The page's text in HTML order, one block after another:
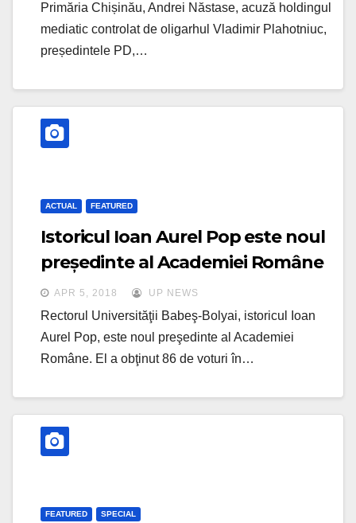
Primăria Chișinău, Andrei Năstase, acuză holdingul
mediatic controlat de oligarhul Vladimir Plahotniuc,
președintele PD,…
ACTUAL FEATURED
Istoricul Ioan Aurel Pop este noul
președinte al Academiei Române
APR 5, 2018 UP NEWS
Rectorul Universităţii Babeş-Bolyai, istoricul Ioan
Aurel Pop, este noul preşedinte al Academiei
Române. El a obţinut 86 de voturi în…
FEATURED SPECIAL